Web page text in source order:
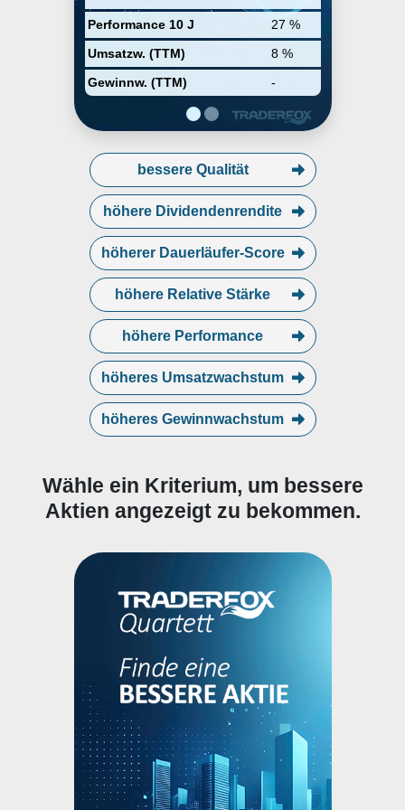
Performance 10 J
27 %
Umsatzw. (TTM)
8 %
Gewinnw. (TTM)
-
wireless networks. The company
was founded in 1951 and is
headquartered in Kista, Sweden.
bessere Qualität
höhere Dividendenrendite
höherer Dauerläufer-Score
höhere Relative Stärke
höhere Performance
höheres Umsatzwachstum
höheres Gewinnwachstum
Wähle ein Kriterium, um bessere
Aktien angezeigt zu bekommen.